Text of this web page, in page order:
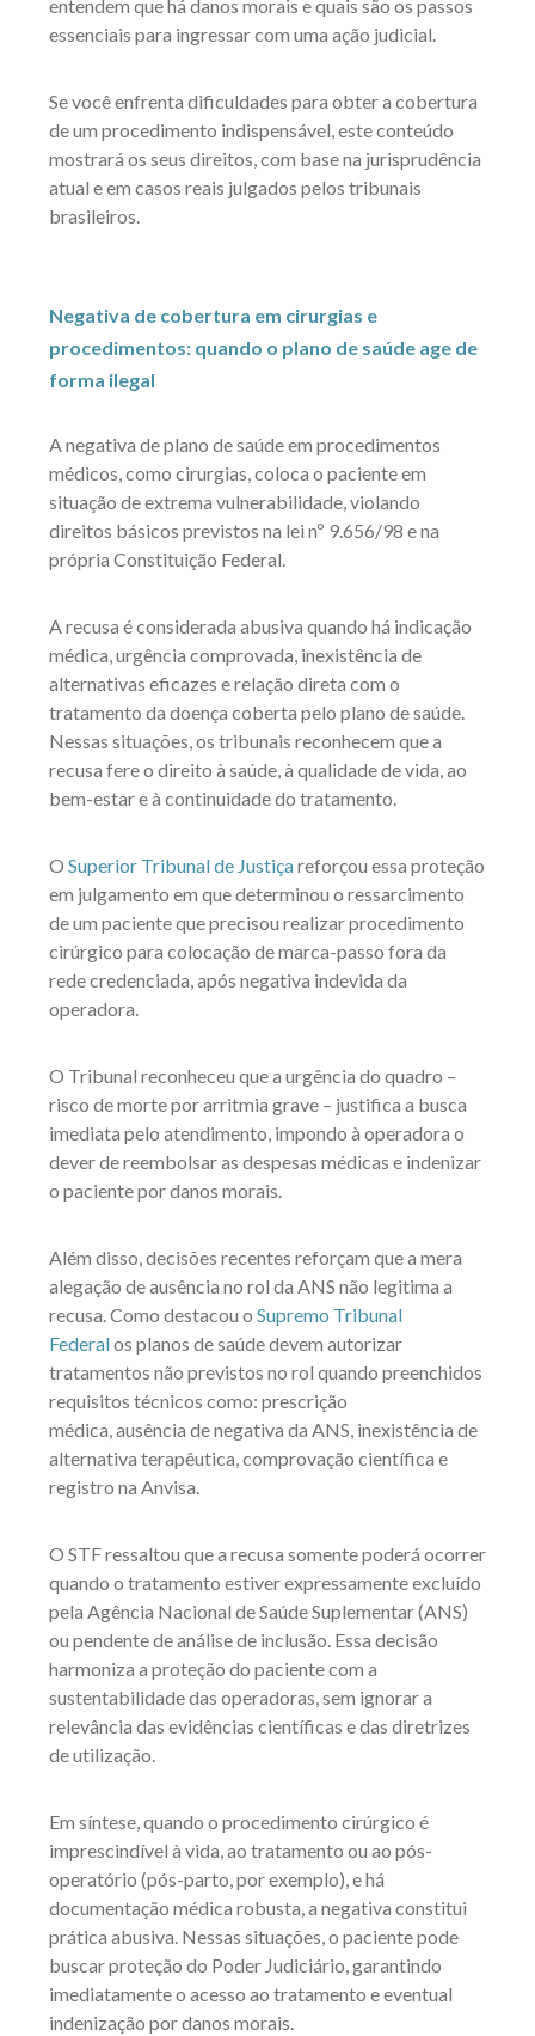
entendem que há danos morais e quais são os passos
essenciais para ingressar com uma ação judicial.
Se você enfrenta dificuldades para obter a cobertura
de um procedimento indispensável, este conteúdo
mostrará os seus direitos, com base na jurisprudência
atual e em casos reais julgados pelos tribunais
brasileiros.
Negativa de cobertura em cirurgias e
procedimentos: quando o plano de saúde age de
forma ilegal
A negativa de plano de saúde em procedimentos
médicos, como cirurgias, coloca o paciente em
situação de extrema vulnerabilidade, violando
direitos básicos previstos na lei nº 9.656/98 e na
própria Constituição Federal.
A recusa é considerada abusiva quando há indicação
médica, urgência comprovada, inexistência de
alternativas eficazes e relação direta com o
tratamento da doença coberta pelo plano de saúde.
Nessas situações, os tribunais reconhecem que a
recusa fere o direito à saúde, à qualidade de vida, ao
bem-estar e à continuidade do tratamento.
O Superior Tribunal de Justiçareforçou essa proteção
em julgamento em que determinou o ressarcimento
de um paciente que precisou realizar procedimento
cirúrgico para colocação de marca-passo fora da
rede credenciada, após negativa indevida da
operadora.
O Tribunal reconheceu que a urgência do quadro –
risco de morte por arritmia grave – justifica a busca
imediata pelo atendimento, impondo à operadora o
dever de reembolsar as despesas médicas e indenizar
o paciente por danos morais.
Além disso, decisões recentes reforçam que a mera
alegação de ausência no rol da ANS não legitima a
recusa. Como destacou o Supremo Tribunal
Federalos planos de saúde devem autorizar
tratamentos não previstos no rol quando preenchidos
requisitos técnicos como: prescrição
médica, ausência de negativa da ANS, inexistência de
alternativa terapêutica, comprovação científica e
registro na Anvisa.
O STF ressaltou que a recusa somente poderá ocorrer
quando o tratamento estiver expressamente excluído
pela Agência Nacional de Saúde Suplementar (ANS)
ou pendente de análise de inclusão. Essa decisão
harmoniza a proteção do paciente com a
sustentabilidade das operadoras, sem ignorar a
relevância das evidências científicas e das diretrizes
de utilização
Em síntese, quando o procedimento cirúrgico é
imprescindível à vida, ao tratamento ou ao pós-
operatório (pós-parto, por exemplo), e há
documentação médica robusta, a negativa constitui
prática abusiva. Nessas situações, o paciente pode
buscar proteção do Poder Judiciário, garantindo
imediatamente o acesso ao tratamento e eventual
indenização por danos morais.